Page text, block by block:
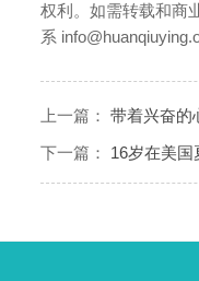
权利。如需转载和商
系
上一篇：带着兴奋的
下一篇： 16岁在美